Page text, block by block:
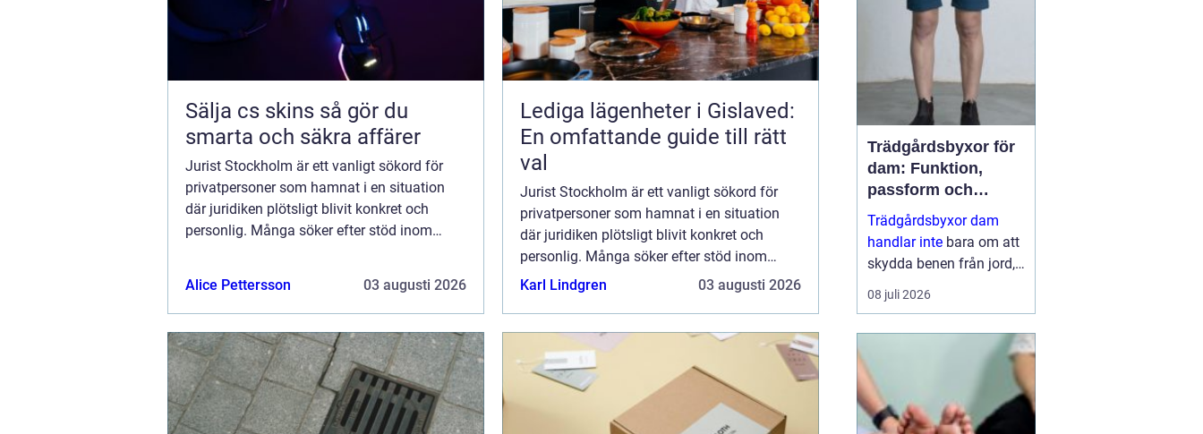
Sälja cs skins så gör du
smarta och säkra affärer
Jurist Stockholm är ett vanligt sökord för
privatpersoner som hamnat i en situation
där juridiken plötsligt blivit konkret och
personlig. Många söker efter stöd inom
Alice Pettersson
03 augusti 2026
Lediga lägenheter i Gislaved:
En omfattande guide till rätt
val
Jurist Stockholm är ett vanligt sökord för
privatpersoner som hamnat i en situation
där juridiken plötsligt blivit konkret och
personlig. Många söker efter stöd inom
familjerätt, bodelning, vårdnad ...
Karl Lindgren 03 augusti 2026
sprider sig inom
industrin, tack vare
Trädgårdsbyxor för
dam: Funktion,
passform och
hållbar stil i rabatten
Trädgårdsbyxor dam
handlar inte bara om att
skydda benen från jord,
taggar och väta. Rätt
byxa gör arbetet enklare,
skonsamt för kroppen. ...
08 juli 2026